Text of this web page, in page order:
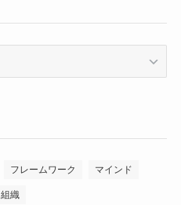
フレームワーク マインド
組織